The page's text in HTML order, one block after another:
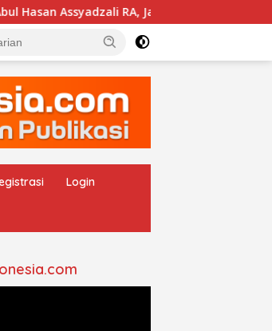
Jam’iyah Thoriqoh Syadzaliyyah Kudus
Login